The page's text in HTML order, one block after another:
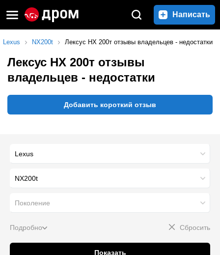
Написать
Lexus NX200t Лексус НХ 200т отзывы владельцев - недостатки
Лексус НХ 200т отзывы
владельцев - недостатки
Добавить короткий отзыв
Lexus
NX200t
Поколение
Подробно Сбросить
Показать